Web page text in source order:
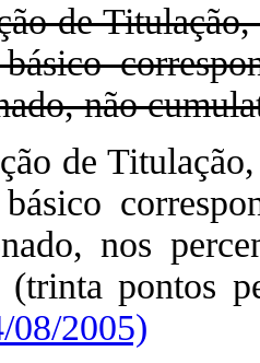
de
não
de
nos
pontos
08/2005)